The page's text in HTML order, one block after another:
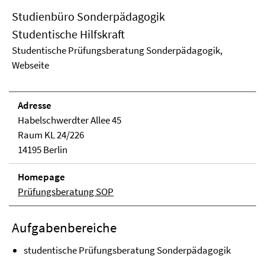
Studienbüro Sonderpädagogik
Studentische Hilfskraft
Studentische Prüfungsberatung Sonderpädagogik,
Webseite
Adresse
Habelschwerdter Allee 45
Raum KL 24/226
14195 Berlin
Homepage
Prüfungsberatung SOP
Aufgabenbereiche
studentische Prüfungsberatung Sonderpädagogik